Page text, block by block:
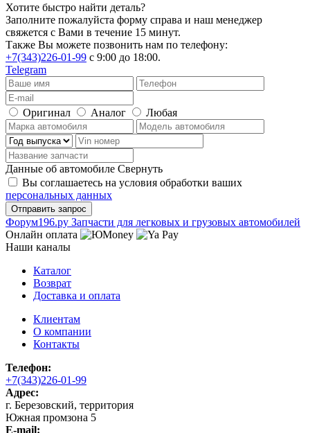
Хотите быстро найти деталь?
Заполните пожалуйста форму справа и наш менеджер
свяжется с Вами в течение 15 минут.
Также Вы можете позвонить нам по телефону:
+7(343)226-01-99 с 9:00 до 18:00.
Telegram
Оригинал Аналог Любая
Данные об автомобиле Свернуть
Вы соглашаетесь на условия обработки ваших
персональных данных
Фoрум196.ру Запчасти для легковых и грузовых автомобилей
Онлайн оплата
Наши каналы
Каталог
Возврат
Доставка и оплата
Клиентам
О компании
Контакты
Телефон:
+7(343)226-01-99
Адрес:
г. Березовский, территория
Южная промзона 5
E-mail: